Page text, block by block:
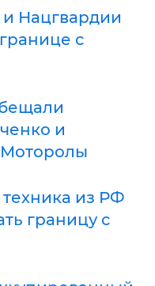
Нацгвардии
с
и
Моторолы
из РФ
границу с